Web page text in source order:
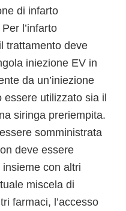
di infarto
l’infarto
trattamento deve
iniezione EV in
da un’iniezione
essere utilizzato sia il
siringa preriempita.
somministrata
deve essere
con altri
miscela di
farmaci, l’accesso